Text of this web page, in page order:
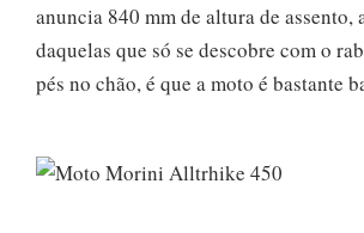
anuncia 840 mm de altura de assento,
daquelas que só se descobre com o
pés no chão, é que a moto é bastante